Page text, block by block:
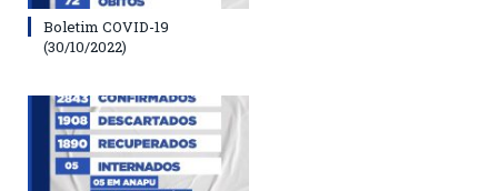
Boletim COVID-19
(30/10/2022)